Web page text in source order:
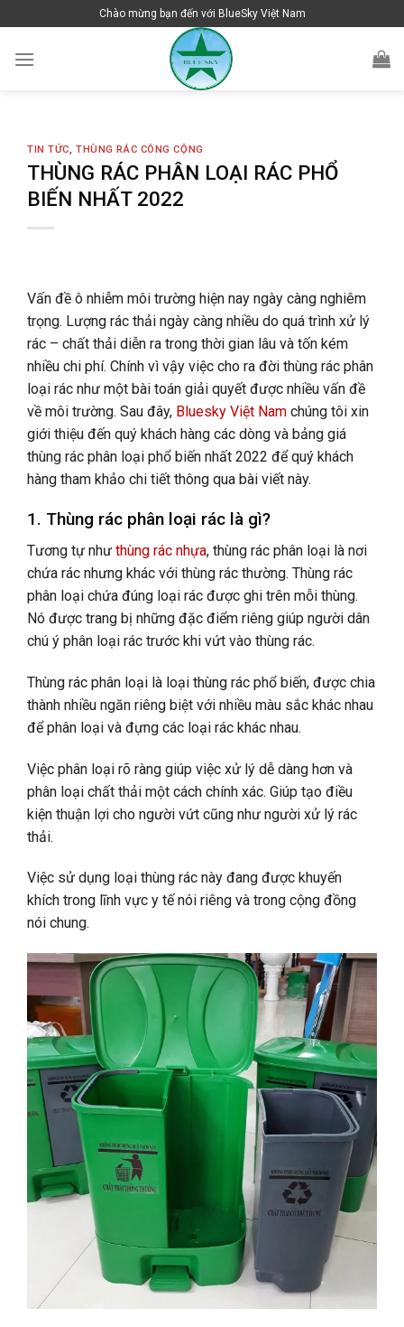
to
content
Chào mừng bạn đến với BlueSky Việt Nam
TIN TỨC,THÙNG RÁC CÔNG CỘNG
THÙNG RÁC PHÂN LOẠI RÁC PHỔ
BIẾN NHẤT 2022
Vấn đề ô nhiễm môi trường hiện nay ngày càng nghiêm
trọng. Lượng rác thải ngày càng nhiều do quá trình xử lý
rác – chất thải diễn ra trong thời gian lâu và tốn kém
nhiều chi phí. Chính vì vậy việc cho ra đời thùng rác phân
loại rác như một bài toán giải quyết được nhiều vấn đề
về môi trường. Sau đây, Bluesky Việt Nam chúng tôi xin
giới thiệu đến quý khách hàng các dòng và bảng giá
thùng rác phân loại phổ biến nhất 2022 để quý khách
hàng tham khảo chi tiết thông qua bài viết này.
1. Thùng rác phân loại rác là gì?
Tương tự như thùng rác nhựa, thùng rác phân loại là nơi
chứa rác nhưng khác với thùng rác thường. Thùng rác
phân loại chứa đúng loại rác được ghi trên mỗi thùng.
Nó được trang bị những đặc điểm riêng giúp người dân
chú ý phân loại rác trước khi vứt vào thùng rác.
Thùng rác phân loại là loại thùng rác phổ biến, được chia
thành nhiều ngăn riêng biệt với nhiều màu sắc khác nhau
để phân loại và đựng các loại rác khác nhau.
Việc phân loại rõ ràng giúp việc xử lý dễ dàng hơn và
phân loại chất thải một cách chính xác. Giúp tạo điều
kiện thuận lợi cho người vứt cũng như người xử lý rác
thải.
Việc sử dụng loại thùng rác này đang được khuyến
khích trong lĩnh vực y tế nói riêng và trong cộng đồng
nói chung.